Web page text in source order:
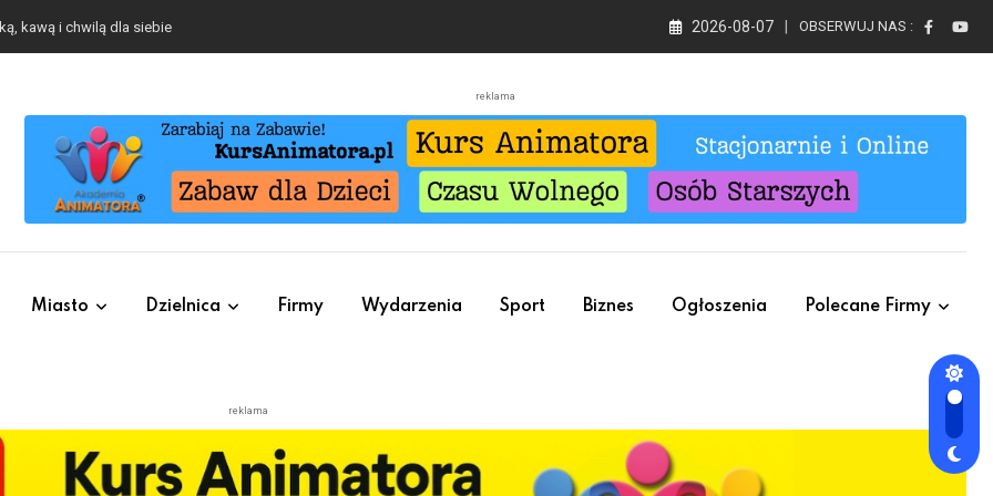
się będzie działo 2 sierpnia 2026-08-07 OBSERWUJ NAS :
reklama
Miasto Dzielnica Firmy Wydarzenia Sport Biznes Ogłoszenia Polecane Firmy
reklama